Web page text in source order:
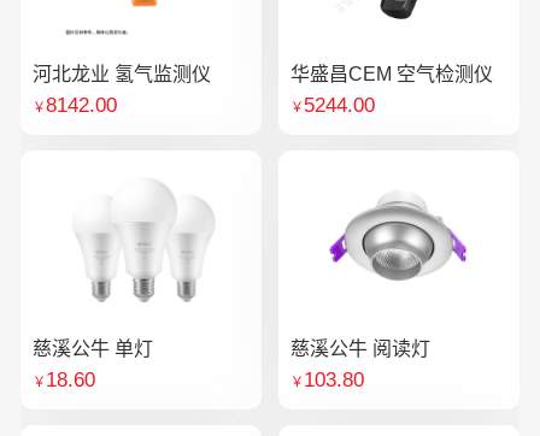
河北龙业 氢气监测仪
￥8142.00
华盛昌CEM 空气检测仪
￥ 5244.00
慈溪公牛 单灯
￥ 18.60
慈溪公牛 阅读灯
￥ 103.80